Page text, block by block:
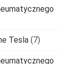
Tesla (7)